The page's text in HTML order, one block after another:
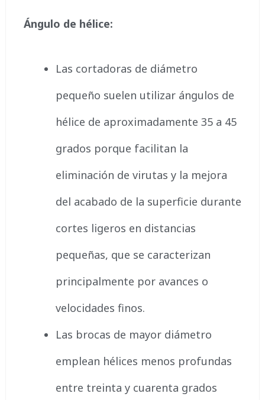
Ángulo de hélice:
Las cortadoras de diámetro
pequeño suelen utilizar ángulos de
hélice de aproximadamente 35 a 45
grados porque facilitan la
eliminación de virutas y la mejora
del acabado de la superficie durante
cortes ligeros en distancias
pequeñas, que se caracterizan
principalmente por avances o
velocidades finos.
Las brocas de mayor diámetro
emplean hélices menos profundas
entre treinta y cuarenta grados